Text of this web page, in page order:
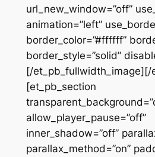
url_new_window=”off”
animation=”left”
border_color=”#ffffff”
border_style=”solid”
[/et_pb_fullwidth_image][/
[et_pb_section
allow_player_pause=”off”
inner_shadow=”off”
parallax_method=”on”